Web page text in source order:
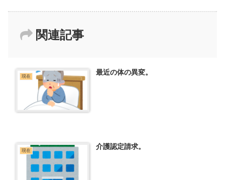
関連記事
現在 最近の体の異変。
現在 介護認定請求。